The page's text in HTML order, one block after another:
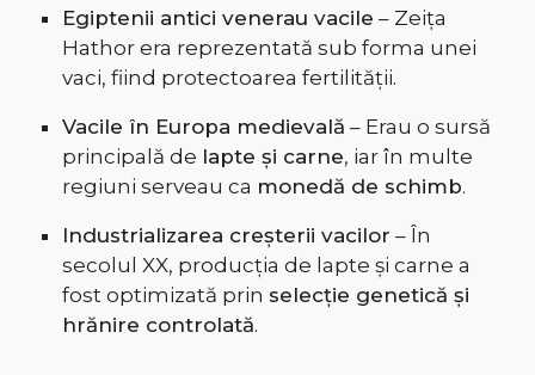
Egiptenii antici venerau vacile – Zeița
Hathor era reprezentată sub forma unei
vaci, fiind protectoarea fertilității.
Vacile în Europa medievală – Erau o sursă
principală de lapte și carne, iar în multe
regiuni serveau ca monedă de schimb.
Industrializarea creșterii vacilor – În
secolul XX, producția de lapte și carne a
fost optimizată prin selecție genetică și
hrănire controlată.